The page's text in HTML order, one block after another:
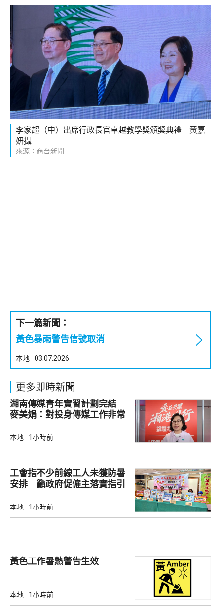
李家超（中）出席行政長官卓越教學獎頒獎典禮 黃嘉
妍攝
來源：商台新聞
下一篇新聞：
黃色暴雨警告信號取消
本地 03.07.2026
更多即時新聞
湖南傳媒青年實習計劃完結
麥美娟：對投身傳媒工作非常
本地 1小時前
工會指不少前線工人未獲防暑
安排 籲政府促僱主落實指引
本地 1小時前
黃色工作暑熱警告生效
本地 1小時前